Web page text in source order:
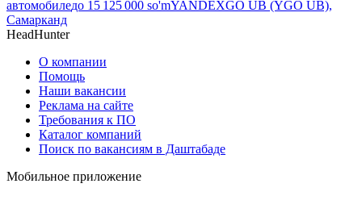
автомобиледо 15 125 000 so'mYANDEXGO UB (YGO UB),
Самарканд
HeadHunter
О компании
Помощь
Наши вакансии
Реклама на сайте
Требования к ПО
Каталог компаний
Поиск по вакансиям в Даштабаде
Мобильное приложение